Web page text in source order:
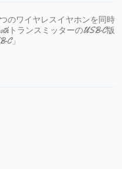
のワイヤレスイヤホンを同時
トランスミッターのUSB-C版
C」